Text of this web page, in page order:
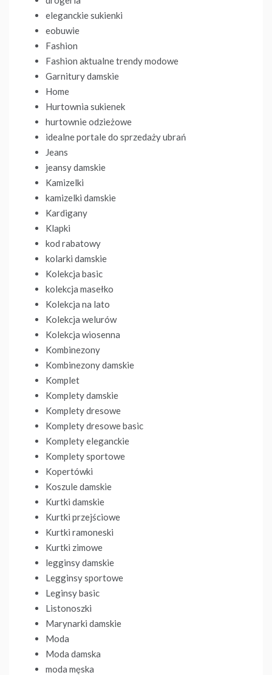
eleganckie sukienki
eobuwie
Fashion
Fashion aktualne trendy modowe
Garnitury damskie
Home
Hurtownia sukienek
hurtownie odzieżowe
idealne portale do sprzedaży ubrań
Jeans
jeansy damskie
Kamizelki
kamizelki damskie
Kardigany
Klapki
kod rabatowy
kolarki damskie
Kolekcja basic
kolekcja masełko
Kolekcja na lato
Kolekcja welurów
Kolekcja wiosenna
Kombinezony
Kombinezony damskie
Komplet
Komplety damskie
Komplety dresowe
Komplety dresowe basic
Komplety eleganckie
Komplety sportowe
Kopertówki
Koszule damskie
Kurtki damskie
Kurtki przejściowe
Kurtki ramoneski
Kurtki zimowe
legginsy damskie
Legginsy sportowe
Leginsy basic
Listonoszki
Marynarki damskie
Moda
Moda damska
moda męska